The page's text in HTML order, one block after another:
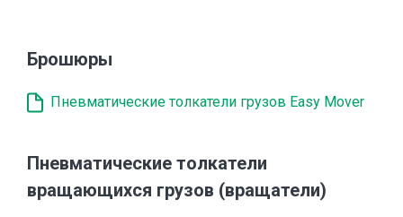
Брошюры
Пневматические толкатели грузов Easy Mover
Пневматические толкатели
вращающихся грузов (вращатели)